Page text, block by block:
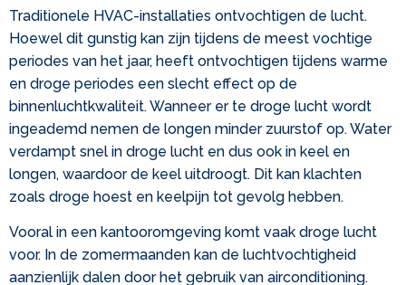
Traditionele HVAC-installaties ontvochtigen de lucht.
Hoewel dit gunstig kan zijn tijdens de meest vochtige
periodes van het jaar, heeft ontvochtigen tijdens warme
en droge periodes een slecht effect op de
binnenluchtkwaliteit. Wanneer er te droge lucht wordt
ingeademd nemen de longen minder zuurstof op. Water
verdampt snel in droge lucht en dus ook in keel en
longen, waardoor de keel uitdroogt. Dit kan klachten
zoals droge hoest en keelpijn tot gevolg hebben.
Vooral in een kantooromgeving komt vaak droge lucht
voor. In de zomermaanden kan de luchtvochtigheid
aanzienlijk dalen door het gebruik van airconditioning.